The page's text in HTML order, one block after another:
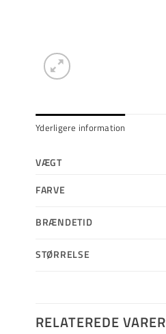
Yderligere information
VÆGT
FARVE
BRÆNDETID
STØRRELSE
RELATEREDE VARER